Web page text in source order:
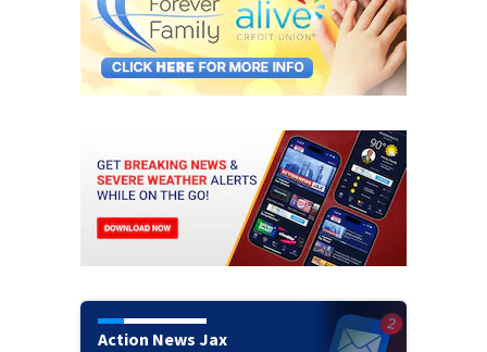
Action News Jax